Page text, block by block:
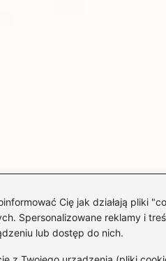
Cię jak działają pliki
Spersonalizowane reklamy i
lub dostęp do nich.